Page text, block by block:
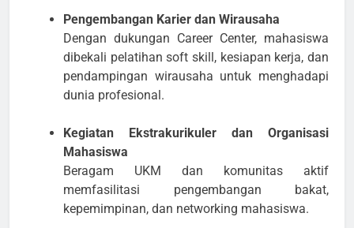
Pengembangan Karier dan Wirausaha
Dengan dukungan Career Center, mahasiswa
dibekali pelatihan soft skill, kesiapan kerja, dan
pendampingan wirausaha untuk menghadapi
dunia profesional.
Kegiatan Ekstrakurikuler dan Organisasi
Mahasiswa
Beragam UKM dan komunitas aktif
memfasilitasi pengembangan bakat,
kepemimpinan, dan networking mahasiswa.